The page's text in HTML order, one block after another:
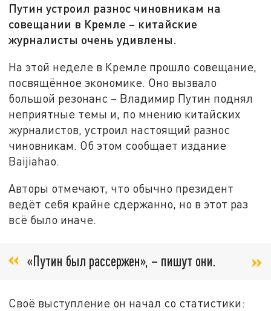
Путин устроил разнос чиновникам на
совещании в Кремле – китайские
журналисты очень удивлены.
На этой неделе в Кремле прошло совещание,
посвящённое экономике. Оно вызвало
большой резонанс – Владимир Путин поднял
неприятные темы и, по мнению китайских
журналистов, устроил настоящий разнос
чиновникам. Об этом сообщает издание
Baijiahao.
Авторы отмечают, что обычно президент
ведёт себя крайне сдержанно, но в этот раз
всё было иначе.
«Путин был рассержен», – пишут они.
Своё выступление он начал со статистики: